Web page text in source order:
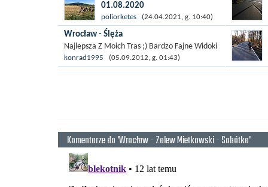
01.08.2020
Trasa z Wrocławia w kierunku
południowego zachodu, do
Sobótki.Powrót szlakiem R9. Było to
nasze drugie podejście w tym
kierunku. W maju tego samego...
poliorketes (24.04.2021, g. 10:40)
Wrocław - Ślęża
Najlepsza Z Moich Tras ;) Bardzo Fajne Widoki
;) Oczywiście Wyjazd Na Cały Dzień :) Wjazd
konrad1995 (05.09.2012, g. 01:43)
Komentarze do 'Wrocław - Zalew Mietkowski - Sobótka'